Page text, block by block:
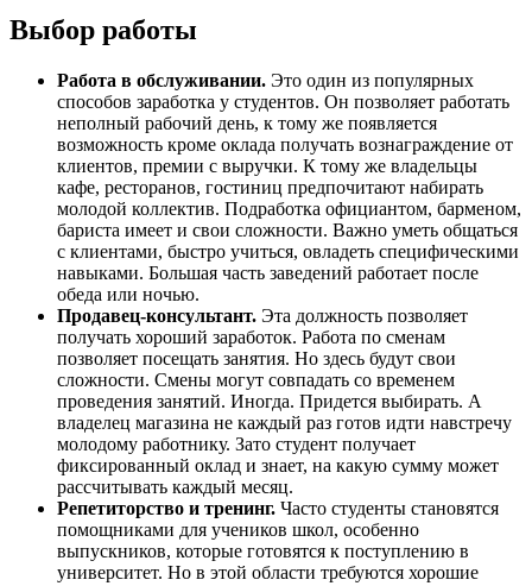
Выбор работы
Работа в обслуживании. Это один из популярных
способов заработка у студентов. Он позволяет работать
неполный рабочий день, к тому же появляется
возможность кроме оклада получать вознаграждение от
клиентов, премии с выручки. К тому же владельцы
кафе, ресторанов, гостиниц предпочитают набирать
молодой коллектив. Подработка официантом, барменом,
бариста имеет и свои сложности. Важно уметь общаться
с клиентами, быстро учиться, овладеть специфическими
навыками. Большая часть заведений работает после
обеда или ночью.
Продавец-консультант. Эта должность позволяет
получать хороший заработок. Работа по сменам
позволяет посещать занятия. Но здесь будут свои
сложности. Смены могут совпадать со временем
проведения занятий. Иногда. Придется выбирать. А
владелец магазина не каждый раз готов идти навстречу
молодому работнику. Зато студент получает
фиксированный оклад и знает, на какую сумму может
рассчитывать каждый месяц.
Репетиторство и тренинг. Часто студенты становятся
помощниками для учеников школ, особенно
выпускников, которые готовятся к поступлению в
университет. Но в этой области требуются хорошие